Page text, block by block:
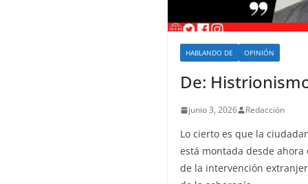
HABLANDO DE OPINIÓN
De:
junio 3, 2026 Redacción
Lo cierto es que la
está montada desde ahora
de la intervención